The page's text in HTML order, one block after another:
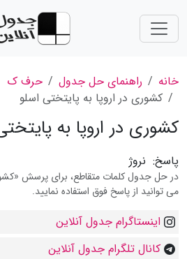
خانه راهنمای حل جدول
حرف ک
کشوری در اروپا به پایتختی اسلو
کشوری در اروپا به
پاسخ: نروژ
در حل جدول کلمات متقاطع، برای پرسش
می توانید از پاسخ فوق استفاده نمایید.
اینستاگرام جدول آنلاین
کانال تلگرام جدول آنلاین